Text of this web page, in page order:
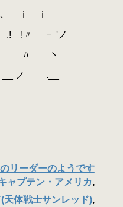
ｉ
'ノ
リーダーのようです
ャプテン・アメリカ,
天体戦士サンレッド),